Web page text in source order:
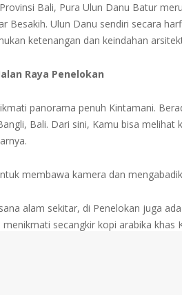
Bali, Pura Ulun Danu Batur
Besakih. Ulun Danu sendiri secara
ketenangan dan keindahan
Raya Penelokan
panorama penuh Kintamani.
Bali. Dari sini, Kamu bisa melihat
membawa kamera dan
alam sekitar, di Penelokan juga
secangkir kopi arabika khas